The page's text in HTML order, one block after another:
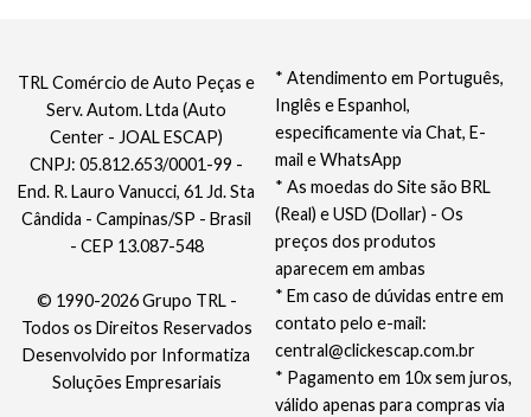
* Atendimento em Português,
Inglês e Espanhol,
especificamente via Chat, E-
mail e WhatsApp
* As moedas do Site são BRL
(Real) e USD (Dollar) - Os
preços dos produtos
aparecem em ambas
* Em caso de dúvidas entre em
contato pelo e-mail:
central@clickescap.com.br
* Pagamento em 10x sem juros,
válido apenas para compras via
TRL Comércio de Auto Peças e
Serv. Autom. Ltda (Auto
Center - JOAL ESCAP)
CNPJ: 05.812.653/0001-99 -
End. R. Lauro Vanucci, 61 Jd. Sta
Cândida - Campinas/SP - Brasil
- CEP 13.087-548
© 1990-2026 Grupo TRL -
Todos os Direitos Reservados
Desenvolvido por Informatiza
Soluções Empresariais